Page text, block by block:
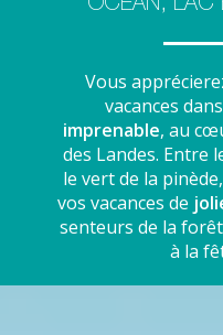
OCÉAN, LAC
Vous
vacances
imprenable, au
des Landes. Entre
le vert de la
vos vacances de
senteurs de la
à la